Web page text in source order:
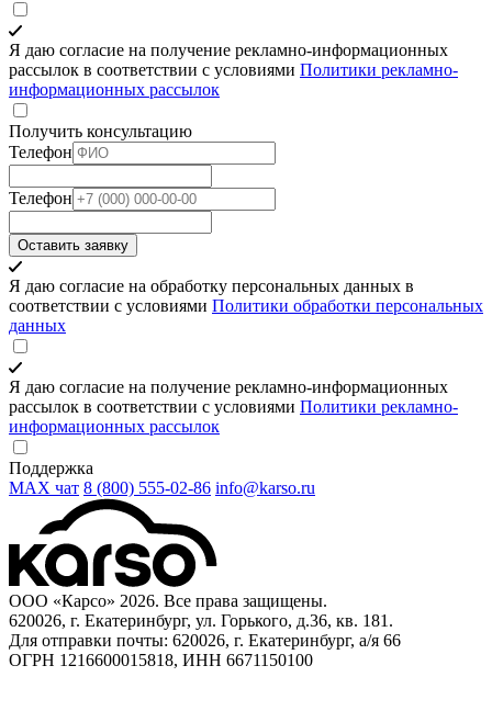
Я даю согласие на получение рекламно-информационных
рассылок в соответствии с условиями Политики рекламно-
информационных рассылок
Получить консультацию
Телефон
Телефон
Оставить заявку
Я даю согласие на обработку персональных данных в
соответствии с условиями Политики обработки персональных
данных
Я даю согласие на получение рекламно-информационных
рассылок в соответствии с условиями Политики рекламно-
информационных рассылок
Поддержка
MAX чат 8 (800) 555‑02‑86 info@karso.ru
ООО «Карсо» 2026. Все права защищены.
620026, г. Екатеринбург, ул. Горького, д.36, кв. 181.
Для отправки почты: 620026, г. Екатеринбург, а/я 66
ОГРН 1216600015818, ИНН 6671150100